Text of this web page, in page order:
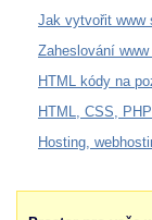
Jak vytvořit www
Zaheslování www
HTML kódy na
HTML, CSS,
Hosting,